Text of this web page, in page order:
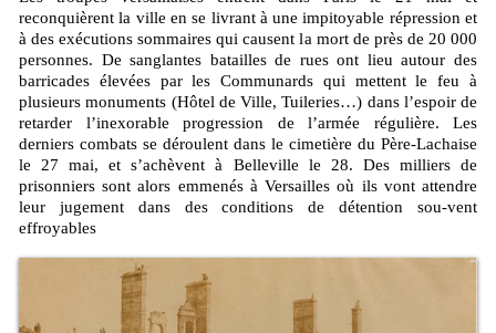
reconquièrent la ville en se livrant à une impitoyable répression et
à des exécutions sommaires qui causent la mort de près de 20 000
personnes. De sanglantes batailles de rues ont lieu autour des
barricades élevées par les Communards qui mettent le feu à
plusieurs monuments (Hôtel de Ville, Tuileries…) dans l’espoir de
retarder l’inexorable progression de l’armée régulière. Les
derniers combats se déroulent dans le cimetière du Père-Lachaise
le 27 mai, et s’achèvent à Belleville le 28. Des milliers de
prisonniers sont alors emmenés à Versailles où ils vont attendre
leur jugement dans des conditions de détention sou-vent
effroyables